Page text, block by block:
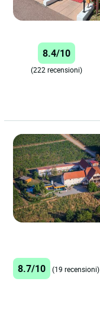
8.4/10
(222 recensioni)
8.7/10 (19 recensioni)